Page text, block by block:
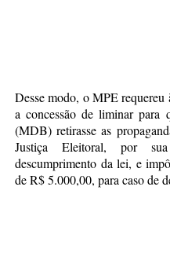
Desse modo, o MPE
a concessão de liminar para
(MDB) retirasse as
Justiça Eleitoral, por
descumprimento da lei, e
de R$ 5.000,00, para caso de